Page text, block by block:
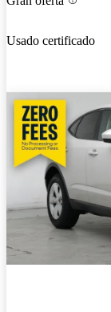
Usado certificado